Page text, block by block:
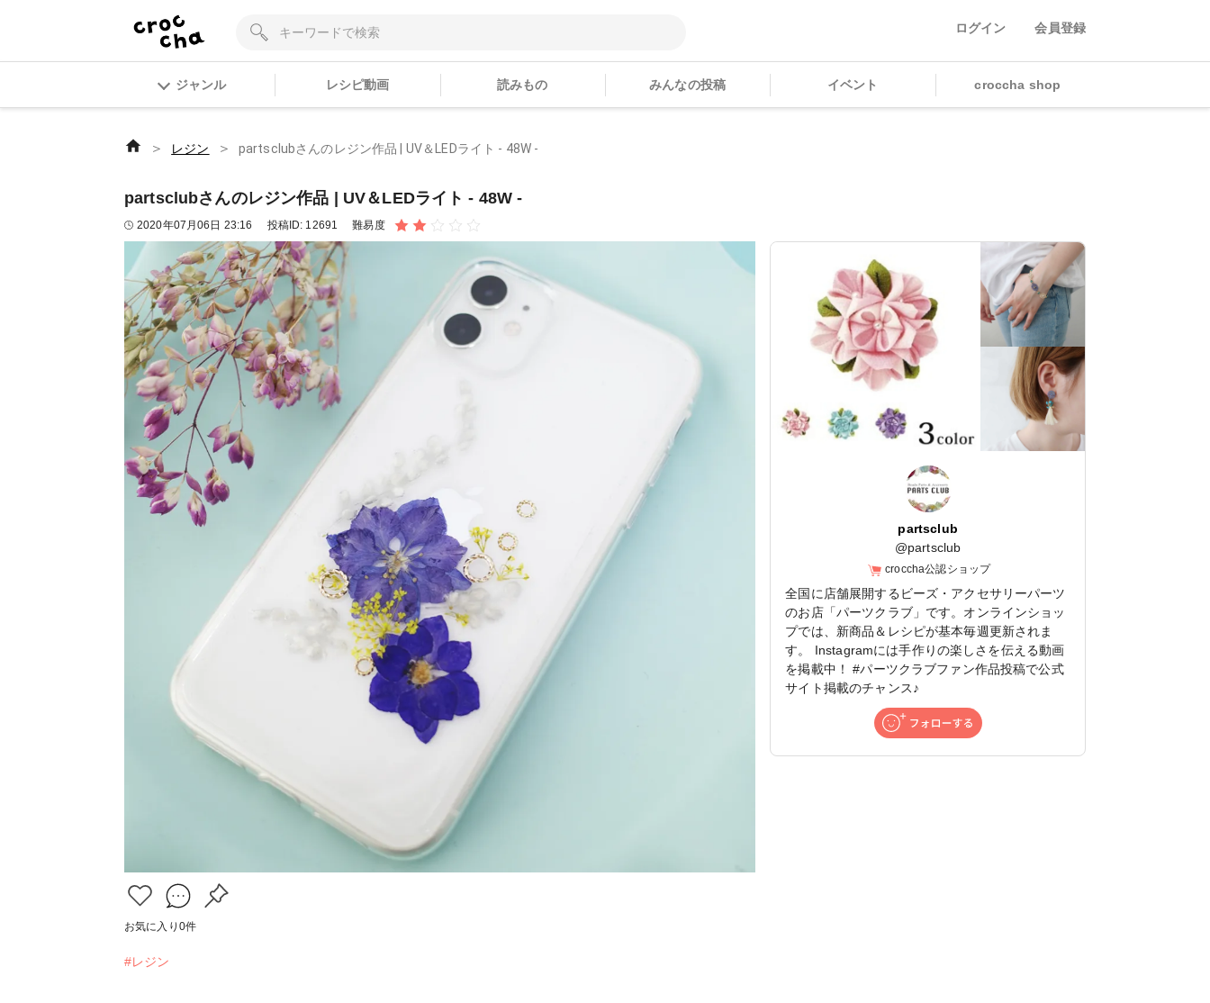
ログイン 会員登録
ジャンル レシピ動画 読みもの みんなの投稿 イベント croccha shop
＞ レジン ＞ partsclubさんのレジン作品 | UV＆LEDライト - 48W -
partsclubさんのレジン作品 | UV＆LEDライト - 48W -
2020年07月06日 23:16 投稿ID: 12691 難易度
お気に入り 0件
#レジン
partsclub
@partsclub
croccha公認ショップ
全国に店舗展開するビーズ・アクセサリーパーツ
のお店「パーツクラブ」です。オンラインショッ
プでは、新商品＆レシピが基本毎週更新されま
す。 Instagramには手作りの楽しさを伝える動画
を掲載中！ #パーツクラブファン作品投稿で公式
サイト掲載のチャンス♪